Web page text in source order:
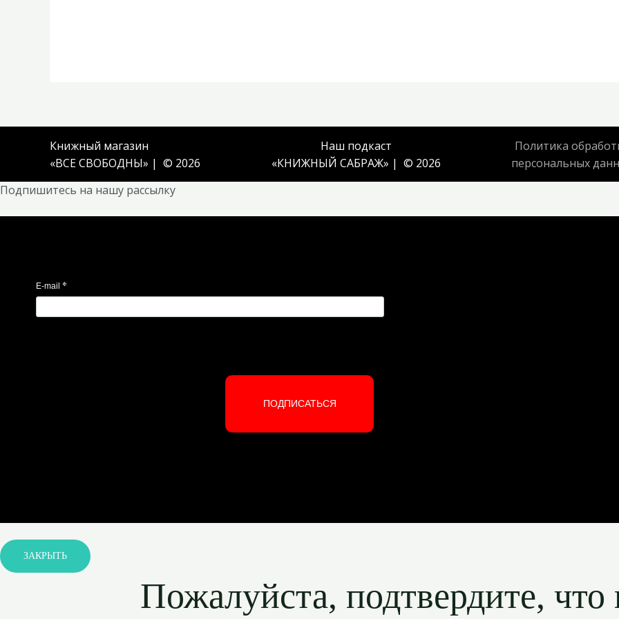
Книжный магазин
«ВСЕ СВОБОДНЫ» | © 2026
Наш подкаст
«КНИЖНЫЙ САБРАЖ» | © 2026
Политика
персональных
Подпишитесь на нашу рассылку
E-mail *
ПОДПИСАТЬСЯ
ЗАКРЫТЬ
Пожалуйста, подтвердите, что